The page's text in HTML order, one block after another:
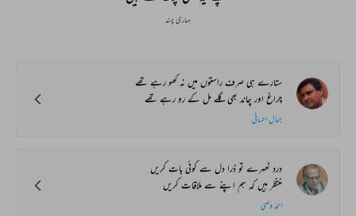
ہماری پسند
ستارے ہی صرف راستوں میں نہ کھو رہے تھے
چراغ اور چاند بھی گلے مل کے رو رہے تھے
جمال احسانی
درد ٹھہرے تو ذرا دل سے کوئی بات کریں
منتظر ہیں کہ ہم اپنے سے ملاقات کریں
احمد وصی